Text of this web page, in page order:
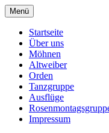
Menü Springe
zum
Inhalt
Startseite
Über uns
Möhnen
Altweiber
Orden
Tanzgruppe
Ausflüge
Impressum